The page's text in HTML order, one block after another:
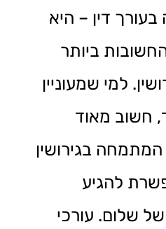
בעורך דין – היא
ביותר
למי שמעוניין
חשוב מאוד
המתמחה בגירושין
להגיע
שלום. עורכי